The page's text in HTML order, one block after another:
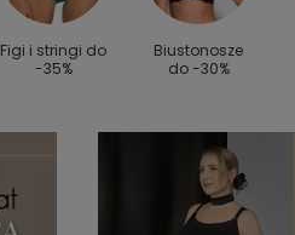
Figi i stringi do
-35%
Biustonosze
do -30%